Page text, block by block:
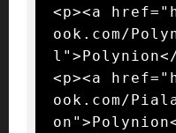
<p><a
ook.com/
<p><a
ook.com/